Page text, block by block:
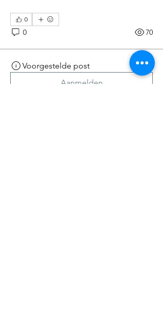
0
0 70
Voorgestelde post
Aanmelden